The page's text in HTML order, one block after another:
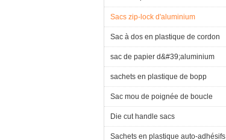
Sacs zip-lock d'aluminium
Sac à dos en plastique de cordon
sac de papier d&#39;aluminium
sachets en plastique de bopp
Sac mou de poignée de boucle
Die cut handle sacs
Sachets en plastique auto-adhésifs